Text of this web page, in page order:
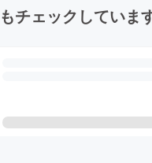
チェックしていま